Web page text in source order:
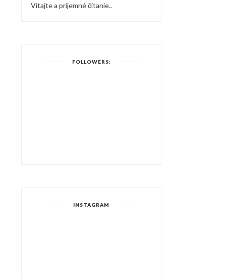
Vitajte a príjemné čítanie..
FOLLOWERS:
INSTAGRAM